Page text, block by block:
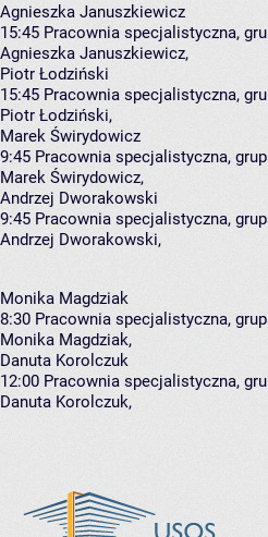
Agnieszka Januszkiewicz
15:45 Pracownia specjalistyczna,
Agnieszka Januszkiewicz,
Piotr Łodziński
15:45 Pracownia specjalistyczna,
Piotr Łodziński,
Marek Świrydowicz
9:45 Pracownia specjalistyczna,
Marek Świrydowicz,
Andrzej Dworakowski
9:45 Pracownia specjalistyczna,
Andrzej Dworakowski,
Monika Magdziak
8:30 Pracownia specjalistyczna,
Monika Magdziak,
Danuta Korolczuk
12:00 Pracownia specjalistyczna,
Danuta Korolczuk,